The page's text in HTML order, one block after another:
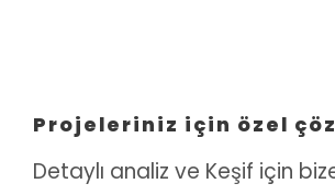
Projeleriniz için özel
Detaylı analiz ve Keşif için